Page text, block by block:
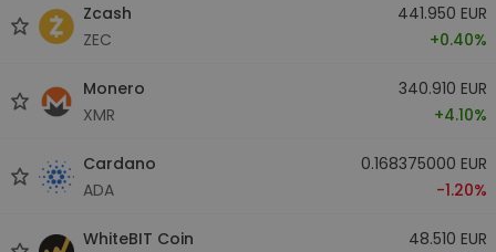
Zcash
ZEC
441.950 EUR
+0.40%
Monero
XMR
340.910 EUR
+4.10%
Cardano
ADA
0.168375000 EUR
-1.20%
WhiteBIT Coin
48.510 EUR